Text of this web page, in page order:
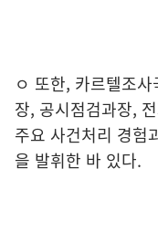
ㅇ 또한, 카르텔조사
장, 공시점검과장,
주요 사건처리 경험
을 발휘한 바 있다.